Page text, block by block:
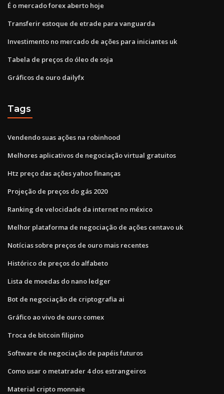
É o mercado forex aberto hoje
Transferir estoque de etrade para vanguarda
Investimento no mercado de ações para iniciantes uk
Tabela de preços do óleo de soja
Gráficos de ouro dailyfx
Tags
Vendendo suas ações na robinhood
Melhores aplicativos de negociação virtual gratuitos
Htz preço das ações yahoo finanças
Projeção de preços do gás 2020
Ranking de velocidade da internet no méxico
Melhor plataforma de negociação de ações centavo uk
Notícias sobre preços de ouro mais recentes
Histórico de preços do alfabeto
Lista de moedas do nano ledger
Bot de negociação de criptografia ai
Gráfico ao vivo de ouro comex
Troca de bitcoin filipino
Software de negociação de papéis futuros
Como usar o metatrader 4 dos estrangeiros
Material cripto monnaie